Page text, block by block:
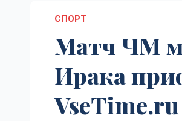
СПОРТ
Матч ЧМ
Ирака
VseTime.ru